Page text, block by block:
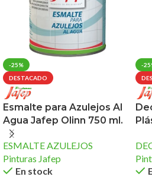
-25%
DESTACADO
Esmalte para Azulejos Al
Agua Jafep Olinn 750 ml.
ESMALTE AZULEJOS
Pinturas Jafep
En stock
-